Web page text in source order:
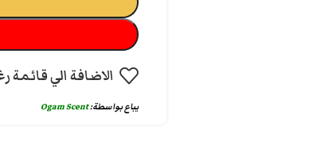
الاضافة الي قائمة
يباع بواسطة:Ogam Scent